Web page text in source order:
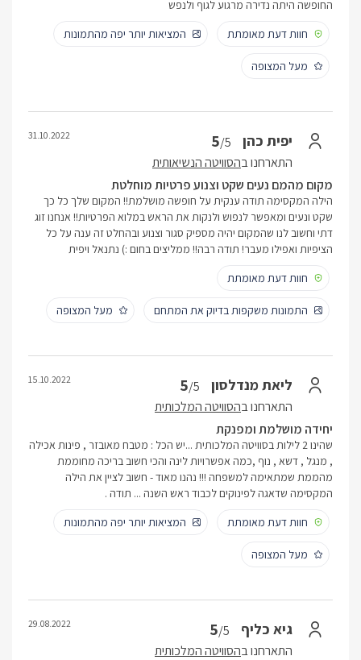
החופשה היתה נדירה מרגוע לגוף ולנפש
חוות דעת מאומתת
המציאות יותר יפה מהתמונות
מעל המצופה
יפית כהן 5/5
התארחנו בהסוויטה הנשיאותית
31.10.2022
מקום מהמם נעים שקט וצנוע פרטיות מוחלטת
הילה המקסימה תודה ענקית על חופשה מושלמת!! המקום שלך כל כך
שקט ונעים ומאפשר לנפוש ולנקות את הראש במלוא הפרטיות!! אנחנו זוג
דתי וחשוב לנו שהמקום יהיה מספיק סגור וצנוע ובהחלט זה ענה על כל
הציפיות ואפילו מעבר! תודה רבה!! ממליצים בחום :) נתנאל ויפית
חוות דעת מאומתת
התמונות משקפות בדיוק את המתחם מעל המצופה
ליאת מנדלסון 5/5
התארחנו בהסוויטה המלכותית
15.10.2022
יחידה מושלמת ומפנקת
שהינו 2 לילות בסוויטה המלכותית ...יש הכל : מטבח מאובזר , פינות אכילה
, מנגל , דשא , נוף ,כמה אפשרויות לינה והכי חשוב בריכה מחוממת
מהממת שמתאימה למשפחה !!! נהנו מאוד - חשוב לציין את הילה
המקסימה שדאגה לפינוקים לכבוד ראש השנה ... תודה .
חוות דעת מאומתת
המציאות יותר יפה מהתמונות
מעל המצופה
גיא כליף 5/5
התארחנו בהסוויטה המלכותית
29.08.2022